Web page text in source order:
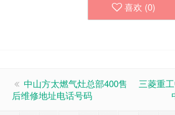
喜欢 (0)
中山方太燃气灶总部400售
后维修地址电话号码
三菱重